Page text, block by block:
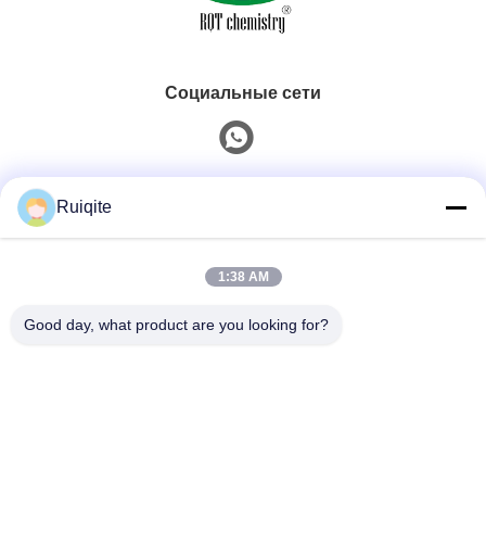
Социальные сети
0086-18217621160
Ruiqite
1:38 AM
Good day, what product are you looking for?